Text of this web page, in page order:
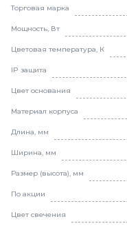
Торговая марка
Мощность, Вт
Цветовая температура, К
IP защита
Цвет основания
Материал корпуса
Длина, мм
Ширина, мм
Размер (высота), мм
По акции
Цвет свечения